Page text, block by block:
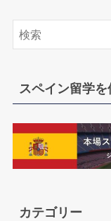
スペイン留学
カテゴリー